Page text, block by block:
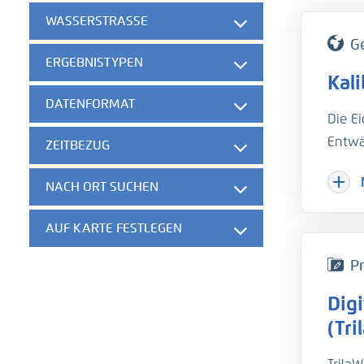
WASSERSTRASSE
ERGEBNISTYPEN
DATENFORMAT
ZEITBEZUG
NACH ORT SUCHEN
AUF KARTE FESTLEGEN
Die
der
die
Um